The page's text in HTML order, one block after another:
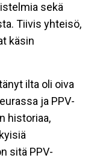
sekä
Tiivis yhteisö,
käsin
ilta oli oiva
ja PPV-
historiaa,
sitä PPV-